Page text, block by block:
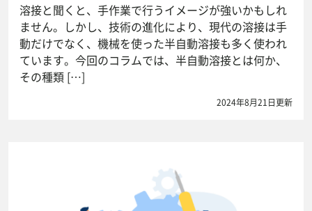
溶接と聞くと、手作業で行うイメージが強いかもしれ
ません。しかし、技術の進化により、現代の溶接は手
動だけでなく、機械を使った半自動溶接も多く使われ
ています。今回のコラムでは、半自動溶接とは何か、
その種類 […]
2024年8月21日更新